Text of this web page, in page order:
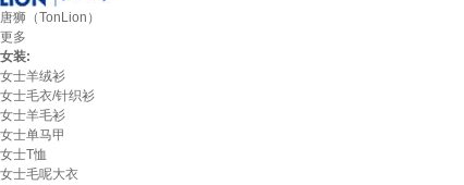
唐狮（TonLion）
更多
女装:
女士羊绒衫
女士毛衣/针织衫
女士羊毛衫
女士单马甲
女士T恤
女士毛呢大衣